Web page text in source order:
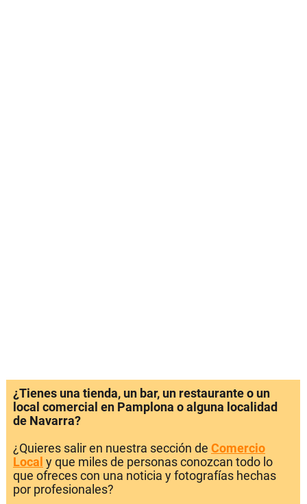
¿Tienes una tienda, un bar, un restaurante o un
local comercial en Pamplona o alguna localidad
de Navarra?
¿Quieres salir en nuestra sección de Comercio
Local y que miles de personas conozcan todo lo
que ofreces con una noticia y fotografías hechas
por profesionales?